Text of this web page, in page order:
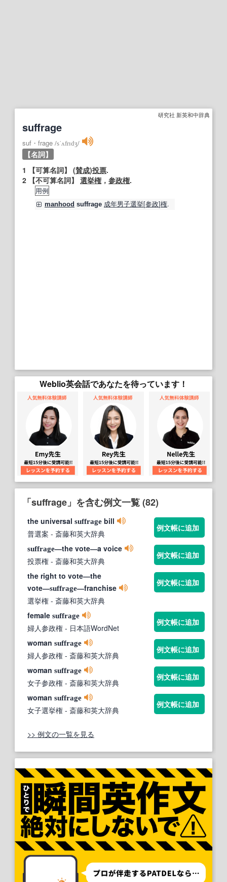
研究社 新英和中辞典
suffrage
suf・frage /sˈʌfrɪdʒ/
【名詞】
1
【可算名詞】 (賛成)投票.
2 【不可算名詞】 選挙権 ， 参政権.
用例
manhood suffrage 成年男子選挙[参政]権.
Weblio英会話であなたを待っています！
「suffrage」を含む例文一覧 (82)
the universal suffrage bill
普選案 - 斎藤和英大辞典
例文帳に追加
suffrage―the vote―a voice
投票権 - 斎藤和英大辞典
例文帳に追加
the right to vote―the
vote―suffrage―franchise
選挙権 - 斎藤和英大辞典
例文帳に追加
female suffrage
婦人参政権 - 日本語WordNet
例文帳に追加
woman suffrage
婦人参政権 - 斎藤和英大辞典
例文帳に追加
woman suffrage
女子参政権 - 斎藤和英大辞典
例文帳に追加
woman suffrage
女子選挙権 - 斎藤和英大辞典
例文帳に追加
>> 例文の一覧を見る